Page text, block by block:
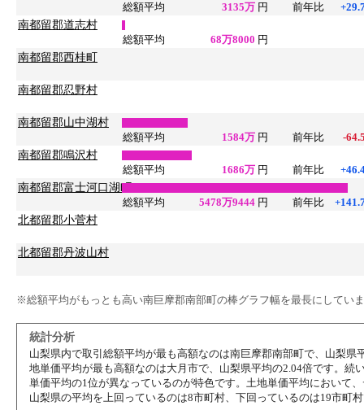
総額平均
3135万 円 前年比
南都留郡道志村
総額平均
68万8000 円
南都留郡西桂町
南都留郡忍野村
南都留郡山中湖村
総額平均
1584万 円 前年比
-
南都留郡鳴沢村
総額平均
1686万 円 前年比
南都留郡富士河口湖町
総額平均
5478万9444 円 前年比
北都留郡小菅村
北都留郡丹波山村
※総額平均がもっとも高い南巨摩郡南部町の棒グラフ幅を最長にしてい
統計分析
山梨県内で取引総額平均が最も高額なのは南巨摩郡南部町で、山梨
地単価平均が最も高額なのは大月市で、山梨県平均の2.04倍です。
単価平均の1位が異なっているのが特色です。土地単価平均において
山梨県の平均を上回っているのは8市町村、下回っているのは19市町